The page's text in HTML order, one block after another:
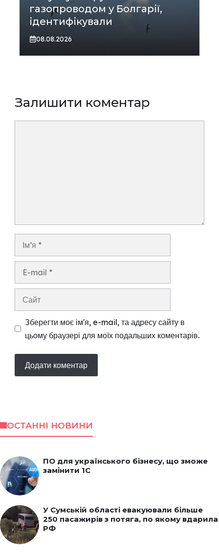
газопроводом у Болгарії,
ідентифікували
08.08.2026
Залишити коментар
Зберегти моє ім'я, e-mail, та адресу сайту в
цьому браузері для моїх подальших коментарів.
ОСТАННІ НОВИНИ
ПО для українського бізнесу, що зможе
замінити 1С
У Сумській області евакуювали більше
250 пасажирів з потяга, по якому вдарила
РФ